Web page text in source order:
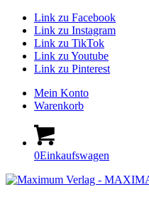
Link zu Facebook
Link zu Instagram
Link zu TikTok
Link zu Youtube
Link zu Pinterest
Mein Konto
Warenkorb
0Einkaufswagen